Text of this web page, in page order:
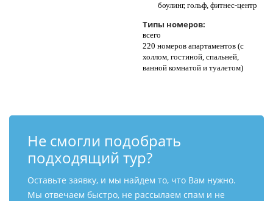
боулинг, гольф, фитнес-центр
Типы номеров:
всего
220 номеров апартаментов (с
холлом, гостиной, спальней,
ванной комнатой и туалетом)
Не смогли подобрать
подходящий тур?
Оставьте заявку, и мы найдем то, что Вам нужно.
Мы отвечаем быстро, не рассылаем спам и не